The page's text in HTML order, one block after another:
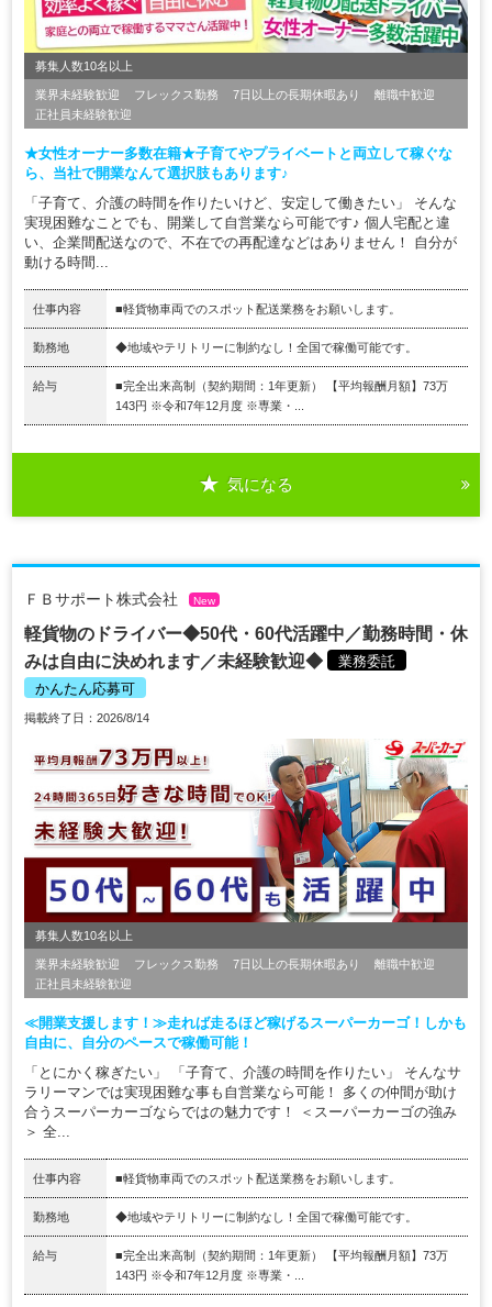
募集人数10名以上
業界未経験歓迎 フレックス勤務 7日以上の長期休暇あり
離職中歓迎
正社員未経験歓迎
★女性オーナー多数在籍★子育てやプライベートと両立して稼ぐな
ら、当社で開業なんて選択肢もあります♪
「子育て、介護の時間を作りたいけど、安定して働きたい」 そんな
実現困難なことでも、開業して自営業なら可能です♪ 個人宅配と違
い、企業間配送なので、不在での再配達などはありません！ 自分が
動ける時間...
仕事内容 ■軽貨物車両でのスポット配送業務をお願いします。
勤務地 ◆地域やテリトリーに制約なし！全国で稼働可能です。
給与
■完全出来高制（契約期間：1年更新） 【平均報酬月額】73万
143円 ※令和7年12月度 ※専業・...
気になる
ＦＢサポート株式会社 New
軽貨物のドライバー◆50代・60代活躍中／勤務時間・休
みは自由に決めれます／未経験歓迎◆
業務委託
かんたん応募可
掲載終了日：2026/8/14
募集人数10名以上
業界未経験歓迎 フレックス勤務 7日以上の長期休暇あり
離職中歓迎
正社員未経験歓迎
≪開業支援します！≫走れば走るほど稼げるスーパーカーゴ！しかも
自由に、自分のペースで稼働可能！
「とにかく稼ぎたい」 「子育て、介護の時間を作りたい」 そんなサ
ラリーマンでは実現困難な事も自営業なら可能！ 多くの仲間が助け
合うスーパーカーゴならではの魅力です！ ＜スーパーカーゴの強み
＞ 全...
仕事内容 ■軽貨物車両でのスポット配送業務をお願いします。
勤務地 ◆地域やテリトリーに制約なし！全国で稼働可能です。
給与
■完全出来高制（契約期間：1年更新） 【平均報酬月額】73万
143円 ※令和7年12月度 ※専業・...